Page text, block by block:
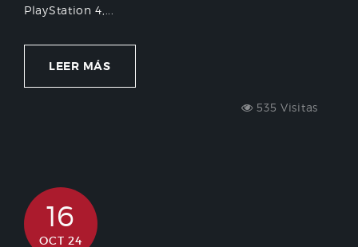
PlayStation 4,...
LEER MÁS
535 Visitas
16
OCT 24